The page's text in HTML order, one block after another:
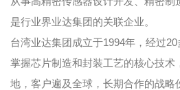
是行业界业达集团的关联企业。
台湾业达集团成立于1994年，经过
掌握芯片制造和封装工艺的核心技术
地，客户遍及全球，长期合作的战略